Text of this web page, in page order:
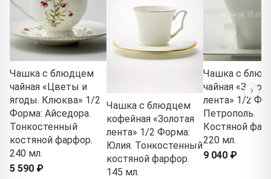
Чашка с блюдцем
чайная «Цветы и
ягоды. Клюква» 1/2
Форма: Айседора.
Тонкостенный
костяной фарфор.
240 мл.
5 590 ₽
Чашка с блюдцем
кофейная «Золотая
лента» 1/2 Форма:
Юлия. Тонкостенный
костяной фарфор.
145 мл.
Чашка с
чайная
лента» 1/2
Петрополь.
Костяной
220 мл.
9 040 ₽